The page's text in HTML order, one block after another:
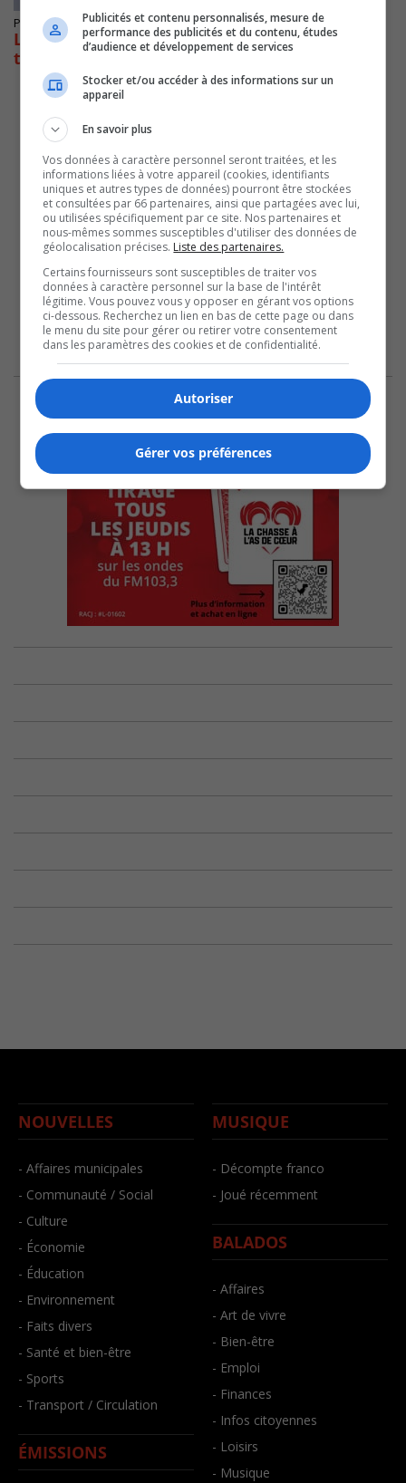
Publié le 1 avril 2021 à 11h14
Le fédéral investit 1,4 M $ pour le Centre
technologique en aérospatiale
NOUVELLES
- Affaires municipales
- Communauté / Social
- Culture
- Économie
- Éducation
- Environnement
- Faits divers
- Santé et bien-être
- Sports
- Transport / Circulation
ÉMISSIONS
MUSIQUE
- Décompte franco
- Joué récemment
BALADOS
- Affaires
- Art de vivre
- Bien-être
- Emploi
- Finances
- Infos citoyennes
- Loisirs
- Musique
Publicités et contenu personnalisés, mesure de
performance des publicités et du contenu, études
d’audience et développement de services
Stocker et/ou accéder à des informations sur un
appareil
En savoir plus
Vos données à caractère personnel seront traitées, et les
informations liées à votre appareil (cookies, identifiants
uniques et autres types de données) pourront être stockées
et consultées par 66 partenaires, ainsi que partagées avec lui,
ou utilisées spécifiquement par ce site. Nos partenaires et
nous-mêmes sommes susceptibles d'utiliser des données de
géolocalisation précises. Liste des partenaires.
Certains fournisseurs sont susceptibles de traiter vos
données à caractère personnel sur la base de l'intérêt
légitime. Vous pouvez vous y opposer en gérant vos options
ci-dessous. Recherchez un lien en bas de cette page ou dans
le menu du site pour gérer ou retirer votre consentement
dans les paramètres des cookies et de confidentialité.
Autoriser
Gérer vos préférences